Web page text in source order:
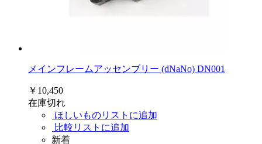
メインフレームアッセンブリー (dNaNo) DN001
￥10,450
在庫切れ
ほしいものリストに追加
比較リストに追加
新着